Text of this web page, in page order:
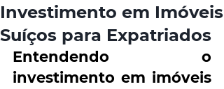
Investimento em Imóveis
Suíços para Expatriados
Entendendo o
investimento em imóveis